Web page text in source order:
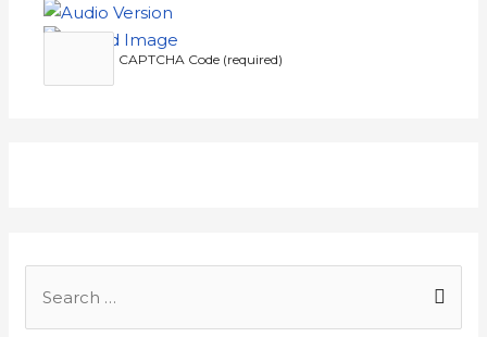
CAPTCHA Code (required)